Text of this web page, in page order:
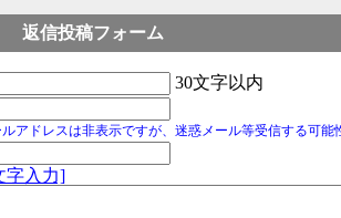
返信投稿フォーム
30文字以内
アドレスは非表示ですが、迷惑メール等受信する可能
字入力]